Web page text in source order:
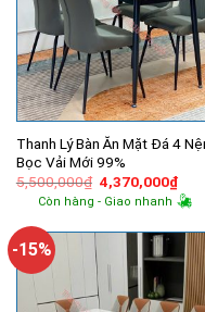
Thanh Lý Bàn Ăn Mặt Đá 4
Bọc Vải Mới 99%
5,500,000₫ Giá
gốc
là:
4,370,000₫Giá
hiện
tại
Còn hàng - Giao nhanh
-15%